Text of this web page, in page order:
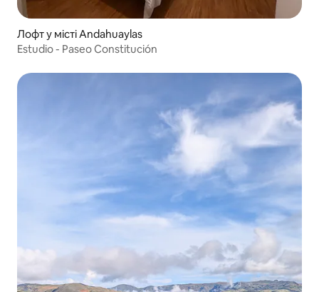
Лофт у місті Andahuaylas
Estudio - Paseo Constitución